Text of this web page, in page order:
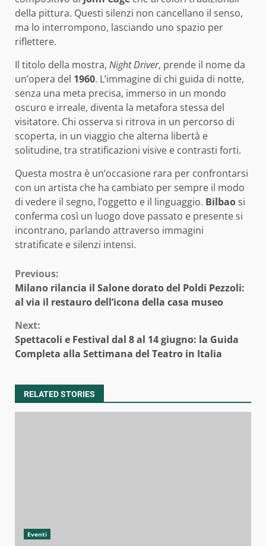
della pittura. Questi silenzi non cancellano il senso,
ma lo interrompono, lasciando uno spazio per
riflettere.
Il titolo della mostra, Night Driver, prende il nome da
un’opera del 1960. L’immagine di chi guida di notte,
senza una meta precisa, immerso in un mondo
oscuro e irreale, diventa la metafora stessa del
visitatore. Chi osserva si ritrova in un percorso di
scoperta, in un viaggio che alterna libertà e
solitudine, tra stratificazioni visive e contrasti forti.
Questa mostra è un’occasione rara per confrontarsi
con un artista che ha cambiato per sempre il modo
di vedere il segno, l’oggetto e il linguaggio. Bilbaosi
conferma così un luogo dove passato e presente si
incontrano, parlando attraverso immagini
stratificate e silenzi intensi.
Continue
Reading
Previous:
Milano rilancia il Salone dorato del Poldi Pezzoli:
al via il restauro dell’icona della casa museo
Next:
Spettacoli e Festival dal 8 al 14 giugno: la Guida
Completa alla Settimana del Teatro in Italia
RELATED STORIES
Eventi